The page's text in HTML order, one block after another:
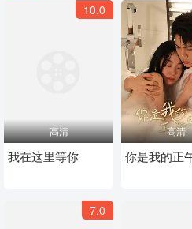
10.0
高清
我在这里等你
高清
你是我的正
7.0